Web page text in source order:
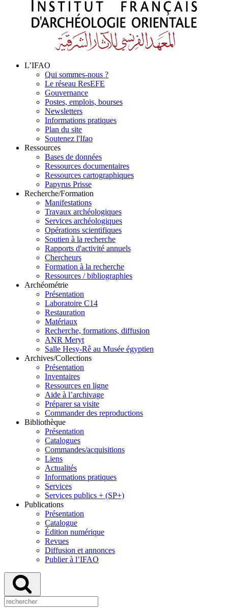
L’IFAO
Qui sommes-nous ?
Le réseau ResEFE
Gouvernance
Postes, emplois, bourses
Newsletters
Informations pratiques
Plan du site
Soutenez l'Ifao
Ressources
Bases de données
Ressources documentaires
Ressources cartographiques
Papyrus Prisse
Recherche/Formation
Manifestations
Travaux archéologiques
Services archéologiques
Opérations scientifiques
Soutien à la recherche
Rapports d'activité annuels
Chercheurs
Formation à la recherche
Ressources / bibliographies
Archéométrie
Présentation
Laboratoire C14
Restauration
Matériaux
Recherche, formations, diffusion
ANR Meryt
Salle Hesy-Rê au Musée égyptien
Archives/Collections
Présentation
Inventaires
Ressources en ligne
Aide à l’archivage
Préparer sa visite
Commander des reproductions
Bibliothèque
Présentation
Catalogues
Commandes/acquisitions
Liens
Actualités
Informations pratiques
Services
Services publics + (SP+)
Publications
Présentation
Catalogue
Édition numérique
Revues
Diffusion et annonces
Publier à l’IFAO